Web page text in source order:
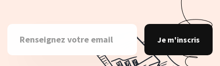
Je m'inscris